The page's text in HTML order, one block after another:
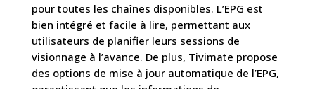
pour toutes les chaînes disponibles. L’EPG est
bien intégré et facile à lire, permettant aux
utilisateurs de planifier leurs sessions de
visionnage à l’avance. De plus, Tivimate propose
des options de mise à jour automatique de l’EPG,